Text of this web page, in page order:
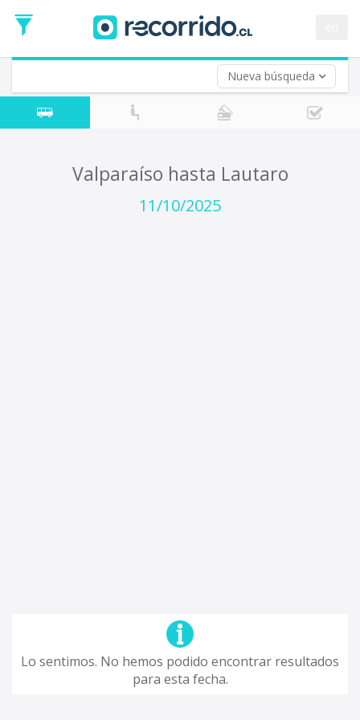
Nueva búsqueda
de
Ida
Vuelta (opcional)
Fecha
de
Valparaíso hasta Lautaro
11/10/2025
Lo sentimos. No hemos podido encontrar resultados
para esta fecha.